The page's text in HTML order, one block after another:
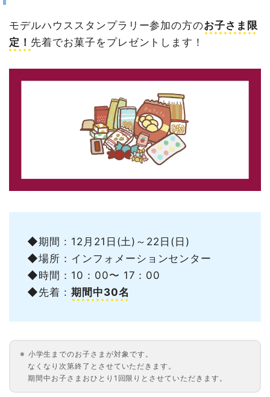
モデルハウススタンプラリー参加の方のお子さま限
定！ 先着でお菓子をプレゼントします！
◆期間 : 12月21日(土)～22日(日)
◆場所：インフォメーションセンター
◆時間：10：00〜 17：00
◆先着 : 期間中30名
小学生までのお子さまが対象です。
なくなり次第終了とさせていただきます。
期間中お子さまおひとり1回限りとさせていただきます。